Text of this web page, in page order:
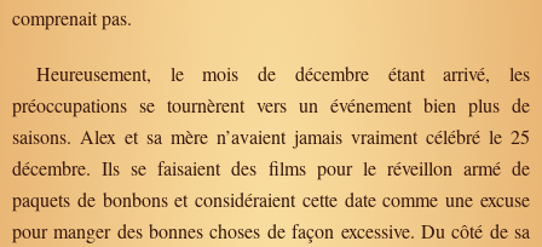
comprenait pas.
Heureusement, le mois de décembre étant arrivé, les
préoccupations se tournèrent vers un événement bien plus de
saisons. Alex et sa mère n’avaient jamais vraiment célébré le 25
décembre. Ils se faisaient des films pour le réveillon armé de
paquets de bonbons et considéraient cette date comme une excuse
pour manger des bonnes choses de façon excessive. Du côté de sa